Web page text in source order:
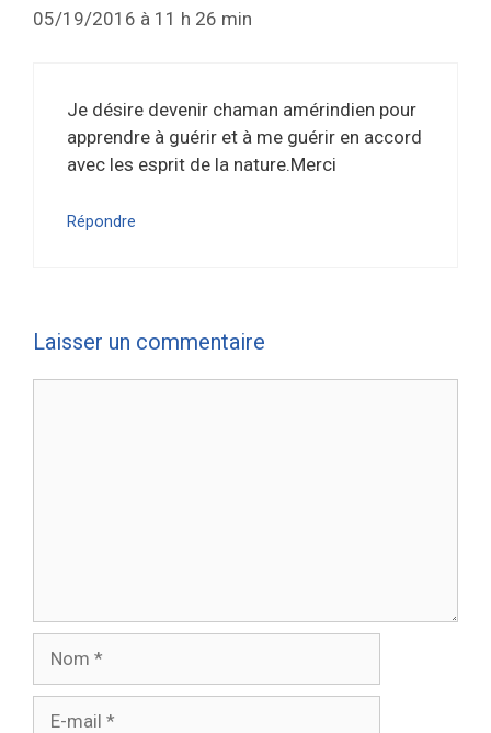
05/19/2016 à 11 h 26 min
Je désire devenir chaman amérindien pour
apprendre à guérir et à me guérir en accord
avec les esprit de la nature.Merci
Répondre
Laisser un commentaire